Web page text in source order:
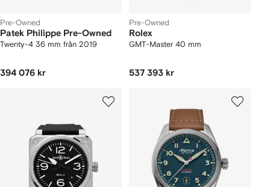
Pre-Owned
Patek Philippe Pre-Owned
Twenty-4 36 mm från 2019
394 076 kr
Pre-Owned
Rolex
GMT-Master 40 mm
537 393 kr